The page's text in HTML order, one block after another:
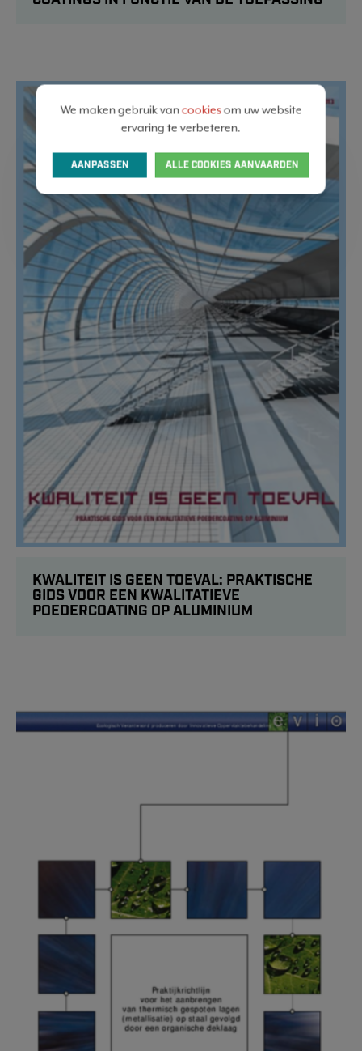
KWALITEIT IS GEEN TOEVAL: PRAKTISCHE
GIDS VOOR EEN KWALITATIEVE
POEDERCOATING OP ALUMINIUM
We maken gebruik vancookiesom uw website
ervaring te verbeteren.
AANPASSEN ALLE COOKIES AANVAARDEN